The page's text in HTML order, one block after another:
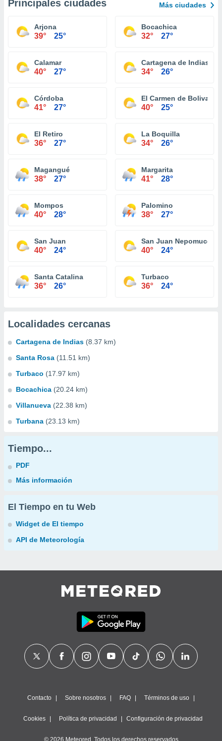
Principales ciudades Más ciudades
Arjona
39° 25°
Bocachica
32° 27°
Calamar
40° 27°
Cartagena de Indias
34° 26°
Córdoba
41° 27°
El Carmen de Bolivar
40° 25°
El Retiro
36° 27°
La Boquilla
34° 26°
Magangué
38° 27°
Margarita
41° 28°
Mompos
40° 28°
Palomino
38° 27°
San Juan
40° 24°
San Juan Nepomuceno
40° 24°
Santa Catalina
36° 26°
Turbaco
36° 24°
Localidades cercanas
Cartagena de Indias (8.37 km)
Santa Rosa (11.51 km)
Turbaco (17.97 km)
Bocachica (20.24 km)
Villanueva (22.38 km)
Turbana (23.13 km)
Tiempo...
PDF
Más información
El Tiempo en tu Web
Widget de El tiempo
API de Meteorología
Contacto Sobre nosotros FAQ Términos de uso
Cookies Política de privacidad Configuración de privacidad
© 2026 Meteored. Todos los derechos reservados